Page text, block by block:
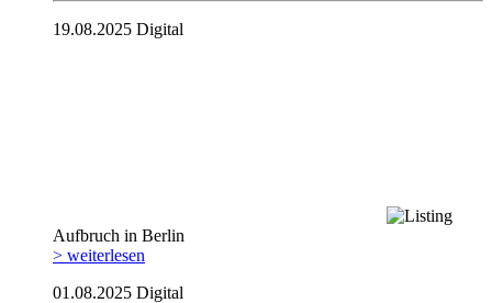
19.08.2025 Digital
Aufbruch in Berlin
> weiterlesen
01.08.2025 Digital